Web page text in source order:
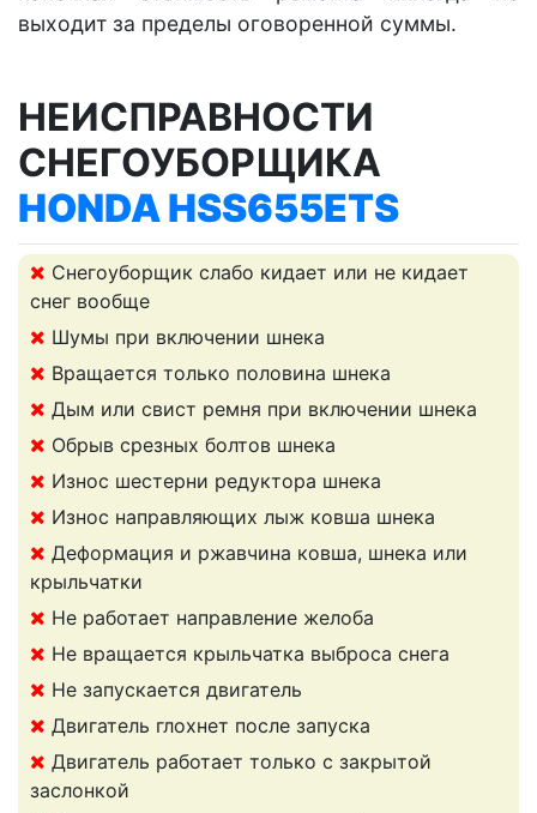
выходит за пределы оговоренной суммы.
НЕИСПРАВНОСТИ
СНЕГОУБОРЩИКА
HONDA HSS655ETS
Снегоуборщик слабо кидает или не кидает
снег вообще
Шумы при включении шнека
Вращается только половина шнека
Дым или свист ремня при включении шнека
Обрыв срезных болтов шнека
Износ шестерни редуктора шнека
Износ направляющих лыж ковша шнека
Деформация и ржавчина ковша, шнека или
крыльчатки
Не работает направление желоба
Не вращается крыльчатка выброса снега
Не запускается двигатель
Двигатель глохнет после запуска
Двигатель работает только с закрытой
заслонкой